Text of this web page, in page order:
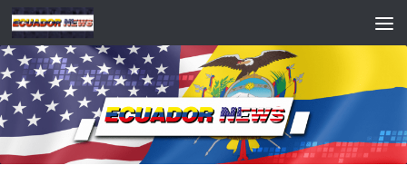
Saltar al contenido